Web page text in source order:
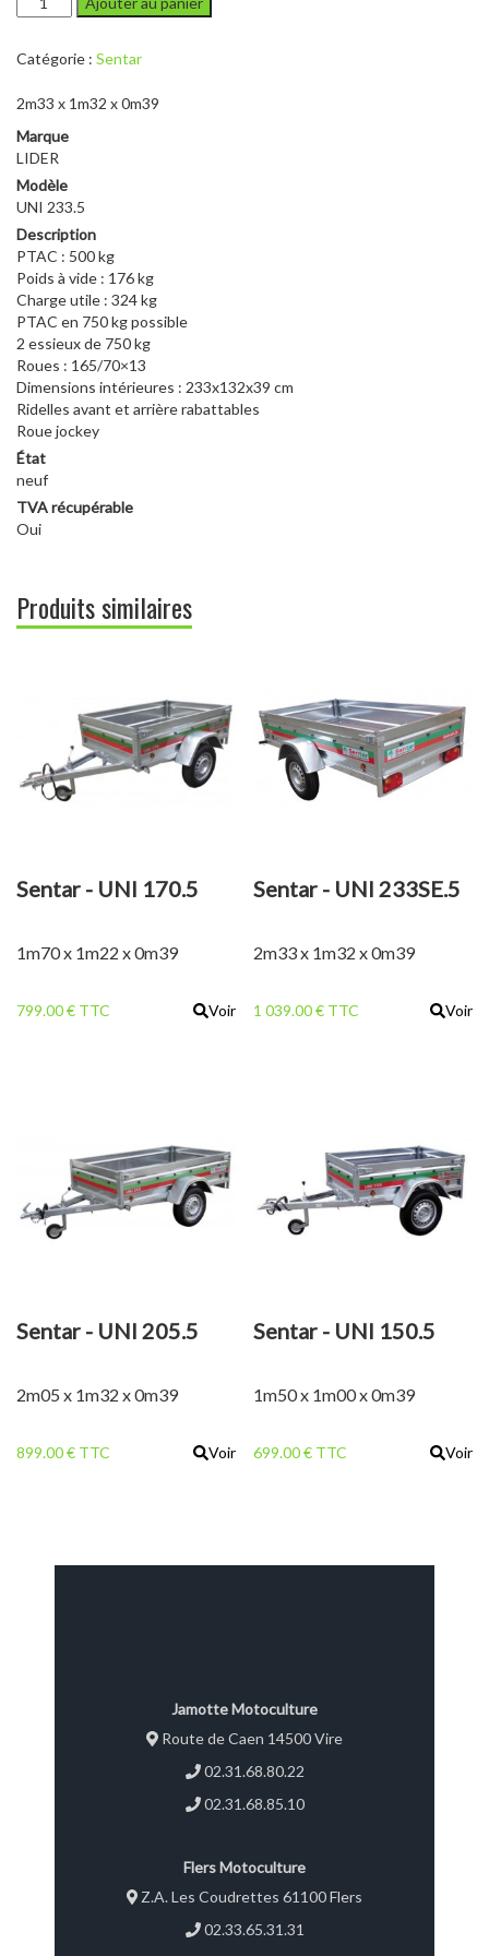
de
233.5
Catégorie : Sentar
2m33 x 1m32 x 0m39
Marque
LIDER
Modèle
UNI 233.5
Description
PTAC : 500 kg
Poids à vide : 176 kg
Charge utile : 324 kg
PTAC en 750 kg possible
2 essieux de 750 kg
Roues : 165/70×13
Dimensions intérieures : 233x132x39 cm
Ridelles avant et arrière rabattables
Roue jockey
État
neuf
TVA récupérable
Oui
Produits similaires
Sentar - UNI 170.5
1m70 x 1m22 x 0m39
799.00 € TTC Voir
Sentar - UNI 233SE.5
2m33 x 1m32 x 0m39
1 039.00 € TTC Voir
Sentar - UNI 205.5
2m05 x 1m32 x 0m39
899.00 € TTC Voir
Sentar - UNI 150.5
1m50 x 1m00 x 0m39
699.00 € TTC Voir
Jamotte Motoculture
Route de Caen 14500 Vire
02.31.68.80.22
02.31.68.85.10
Flers Motoculture
Z.A. Les Coudrettes 61100 Flers
02.33.65.31.31